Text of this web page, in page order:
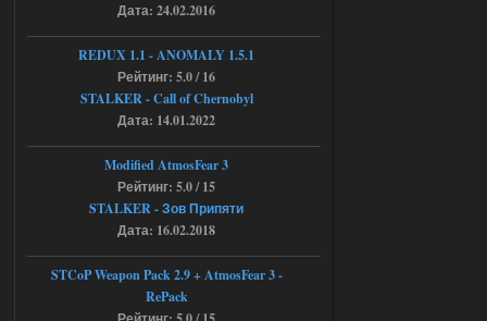
30.12.25
хорош мод! задания
прикольно!
Oblivion Lost Remake 2.5 - OGSR
Engine
Stalker-Mods-Clan-su
Дата: 24.02.2016
REDUX 1.1​​​​​​​ - ANOMALY 1.5.1
Рейтинг: 5.0 / 16
STALKER - Call of Chernobyl
Дата: 14.01.2022
Modified AtmosFear 3
Рейтинг: 5.0 / 15
STALKER - Зов Припяти
Дата: 16.02.2018
STCoP Weapon Pack 2.9 + AtmosFear 3 -
RePack